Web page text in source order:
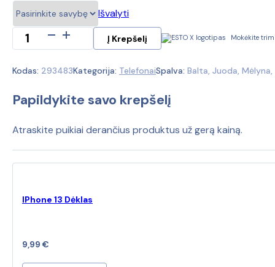
399,00 €.
Išvalyti
produkto
kiekis:
iPhone
256Gb
(Ekspozicinė
prekė)
Į Krepšelį Mokėkite
Kodas: 293483Kategorija: TelefonaiSpalva: Balta, Juoda, Mėlyna,
Papildykite savo krepšelį
Atraskite puikiai derančius produktus už gerą kainą.
IPhone 13 Dėklas
9,99 €